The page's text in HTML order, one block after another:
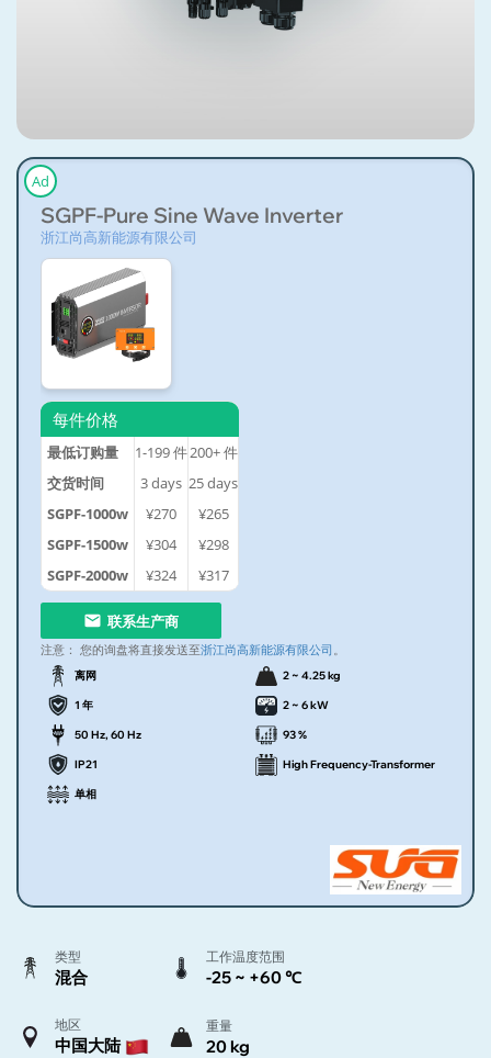
Ad
SGPF-Pure Sine Wave Inverter
浙江尚高新能源有限公司
每件价格
最低订购量 1-199件200+件
交货时间
3days 25days
SGPF-1000w
¥270
¥265
SGPF-1500w
¥304
¥298
SGPF-2000w
¥324 ¥317
联系生产商
注意： 您的询盘将直接发送至浙江尚高新能源有限公司 。
离网 2 ~ 4.25 kg
1 年 2 ~ 6 kW
50 Hz, 60 Hz 93 %
IP21 High Frequency-Transformer
单相
类型
混合
工作温度范围
-25 ~ +60 ℃
地区
中国大陆
重量
20 kg